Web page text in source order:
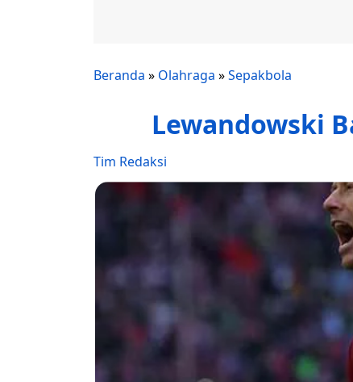
Beranda » Olahraga »Sepakbola
Lewandowski
Tim Redaksi